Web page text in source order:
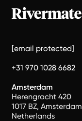
[email protected]
+31 970 1028 6682
Amsterdam
Herengracht 420
1017 BZ, Amsterdam
Netherlands